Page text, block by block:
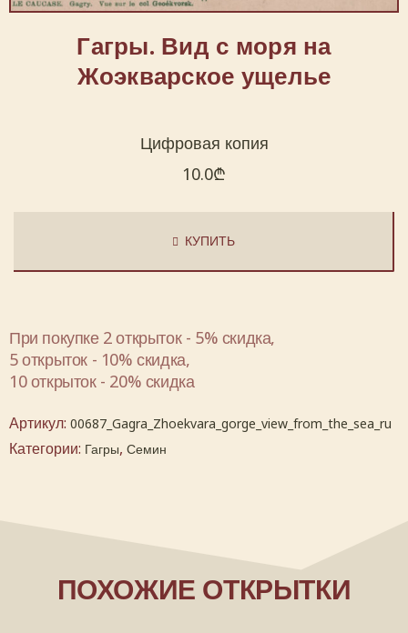
Гагры. Вид с моря на
Жоэкварское ущелье
Цифровая копия
10.0₾
КУПИТЬ
При покупке 2 открыток - 5% скидка,
5 открыток - 10% скидка,
10 открыток - 20% скидка
Артикул: 00687_Gagra_Zhoekvara_gorge_view_from_the_sea_ru
Категории: Гагры, Семин
ПОХОЖИЕ ОТКРЫТКИ